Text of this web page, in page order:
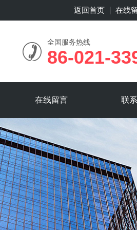
返回首页 在线
全国服务热线
86-021-
在线留言 联